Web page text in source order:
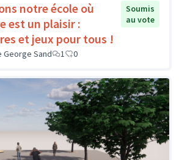
notre école où
est un plaisir :
et jeux pour tous !
Soumis
au vote
Sand 1 0